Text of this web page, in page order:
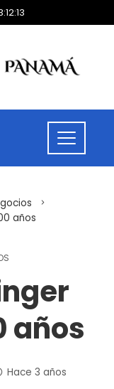
años
años
Hace 3 años